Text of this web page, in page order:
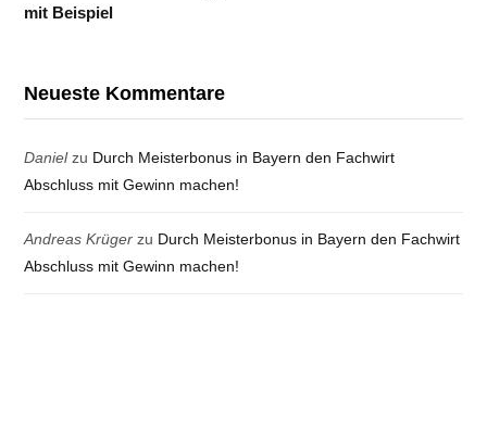
mit Beispiel
Neueste Kommentare
Danielzu Durch Meisterbonus in Bayern den Fachwirt
Abschluss mit Gewinn machen!
Andreas Krüger zu Durch Meisterbonus in Bayern den Fachwirt
Abschluss mit Gewinn machen!